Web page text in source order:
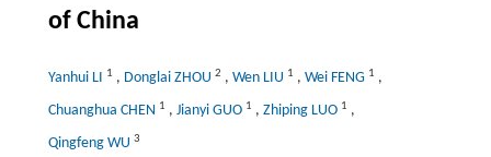
of China
Yanhui LI 1 , Donglai ZHOU 2 , Wen LIU 1 , Wei FENG 1 ,
Chuanghua CHEN 1 , Jianyi GUO 1 , Zhiping LUO 1 ,
Qingfeng WU 3